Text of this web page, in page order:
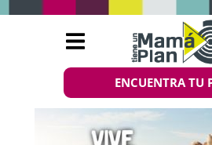
ENCUENTRA TU